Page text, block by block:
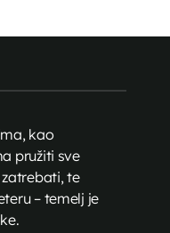
kao
pružiti sve
te
– temelj je